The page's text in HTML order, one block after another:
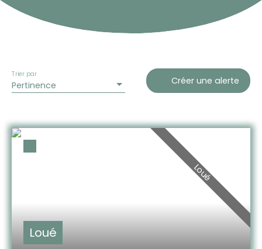
Pertinence
Trier par
Créer une alerte
Loué
Loué